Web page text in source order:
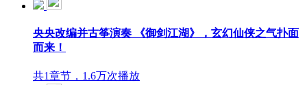
央央改编并古筝演奏 《御剑江湖》，玄幻仙侠之气扑面
而来！
共1章节，1.6万次播放